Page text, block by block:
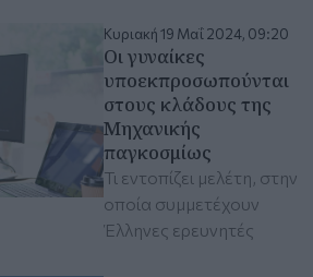
Κυριακή 19 Μαΐ 2024, 09:20
Οι γυναίκες
υποεκπροσωπούνται
στους κλάδους της
Μηχανικής
παγκοσμίως
Τι εντοπίζει μελέτη, στην
οποία συμμετέχουν
Έλληνες ερευνητές